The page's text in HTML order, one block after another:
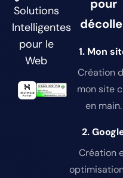
Solutions
Intelligentes
pour le
Web
pour
1. Mon
Création
mon site
en main.
2.
Création